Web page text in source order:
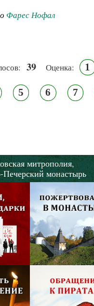
Фарес Нофал
39 Оценка: 1
5 6 7
митрополия,
Печерский монастырь